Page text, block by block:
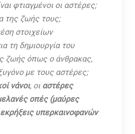
φτιαγμένοι οι αστέρες;
της ζωής τους;
στοιχείων
τη δημιουργία του
ζωής όπως ο άνθρακας,
με τους αστέρες;
νάνοι, οι αστέρες
οπές (μαύρες
εκρήξεις υπερκαινοφανών